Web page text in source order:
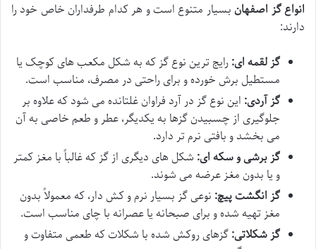
انواع گز اصفهانبسیار متنوع است و هر کدام طرفداران خاص خود را
دارند:
گز لقمه ای:رایج ترین نوع گز که به شکل مکعب های کوچک یا
مستطیل برش خورده و برای راحتی در مصرف، مناسب است.
گز آردی: این نوع گز در آرد فراوان غلتانده می شود که علاوه بر
جلوگیری از چسبیدن گزها به یکدیگر، عطر و طعم خاصی به آن
می بخشد و بافتی نرم تر دارد.
گز برشی و سکه ای: شکل های دیگری از گز که غالباً با مغز کمتر
و یا بدون مغز عرضه می شوند.
گز انگشت پیچ: نوعی گز بسیار نرم و کش دار، که معمولاً بدون
مغز تهیه شده و برای صبحانه یا عصرانه با چای مناسب است.
گز شکلاتی:گزهای روکش شده با شکلات که طعمی متفاوت و